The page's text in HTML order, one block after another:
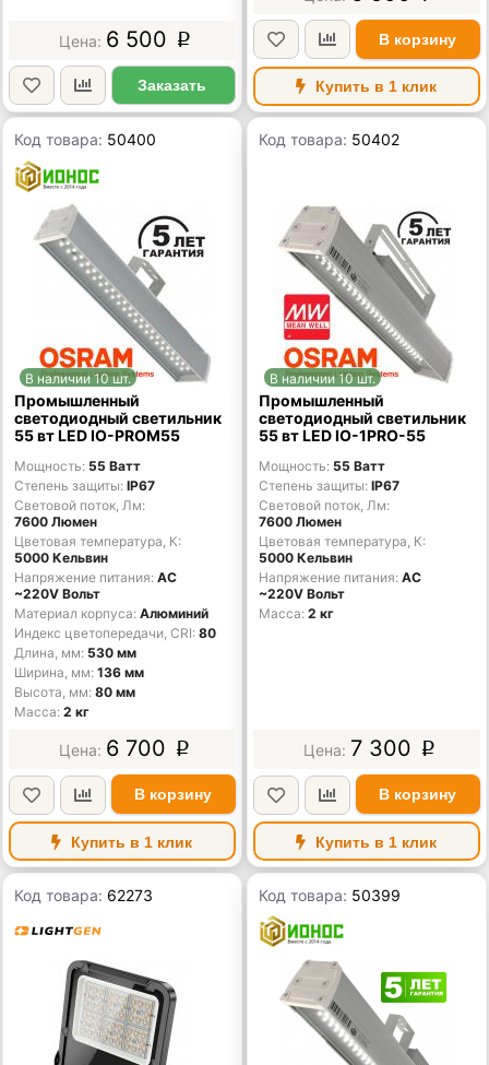
6 500 p
Заказать
В корзину
Купить в 1 клик
Код товара: 50400
В наличии 10 шт.
Промышленный
светодиодный светильник
55 вт LED IO-PROM55
Мощность 55 Ватт
Степень защиты IP67
Световой поток, Лм
7600 Люмен
Цветовая температура, К
5000 Кельвин
Напряжение питания AC
~220V Вольт
Материал корпуса Алюминий
Индекс цветопередачи, CRI 80
Длина, мм 530 мм
Ширина, мм 136 мм
Высота, мм 80 мм
Масса 2 кг
6 700 p
В корзину
Купить в 1 клик
Код товара: 50402
В наличии 10 шт.
Промышленный
светодиодный светильник
55 вт LED IO-1PRO-55
Мощность 55 Ватт
Степень защиты IP67
Световой поток, Лм
7600 Люмен
Цветовая температура, К
5000 Кельвин
Напряжение питания AC
~220V Вольт
Масса 2 кг
7 300 p
В корзину
Купить в 1 клик
Код товара: 62273 Код товара: 50399